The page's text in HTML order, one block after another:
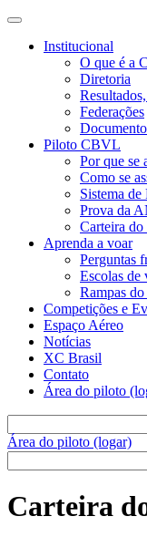
Institucional
O que é a
Diretoria
Federações
Piloto CBVL
Por que se
Como se
Sistema
Prova da
Carteira
Aprenda a voar
Perguntas
Escolas de
Rampas
Competições e
Espaço Aéreo
Notícias
XC Brasil
Contato
Área do piloto
Área do piloto (logar)
Carteira